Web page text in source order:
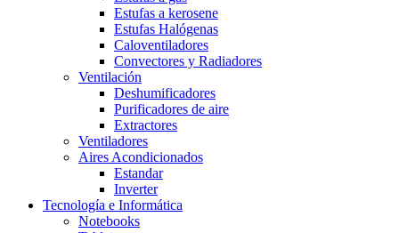
Estufas a kerosene
Estufas Halógenas
Caloventiladores
Convectores y Radiadores
Ventilación
Deshumificadores
Purificadores de aire
Extractores
Ventiladores
Aires Acondicionados
Estandar
Inverter
Tecnología e Informática
Notebooks